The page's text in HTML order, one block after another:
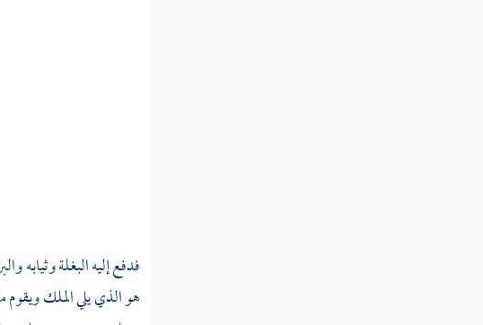
فدفع إليه البغلة وثيابه
هو الذي يلي الملك